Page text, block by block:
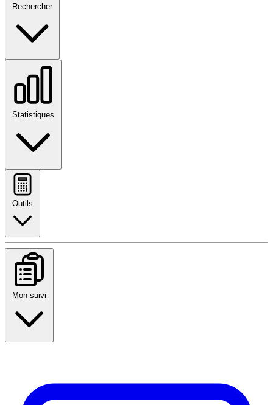
Rechercher
Statistiques
Outils
Mon suivi